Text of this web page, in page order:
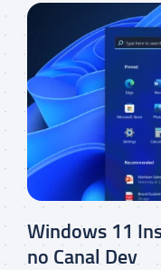
Windows 11
no Canal Dev